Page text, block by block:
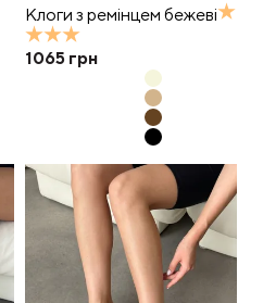
Клоги з ремінцем бежеві
1065 грн